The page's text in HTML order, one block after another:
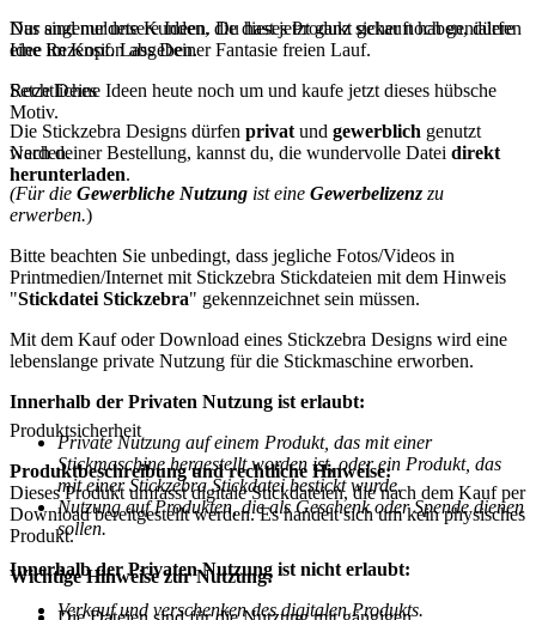
Das sind nur unsere Ideen. Du hast jetzt ganz sicher noch genialere
Idee im Kopf. Lass Deiner Fantasie freien Lauf.
Setze Deine Ideen heute noch um und kaufe jetzt dieses hübsche
Motiv.
Nach deiner Bestellung, kannst du, die wundervolle Datei direkt
herunterladen.
Nur angemeldete Kunden, die dieses Produkt gekauft haben, dürfen
eine Rezension abgeben.
Rechtliches
Die Stickzebra Designs dürfen privat und gewerblich genutzt
werden.
(Für die Gewerbliche Nutzung ist eine Gewerbelizenz zu
erwerben.)
Bitte beachten Sie unbedingt, dass jegliche Fotos/Videos in
Printmedien/Internet mit Stickzebra Stickdateien mit dem Hinweis
"Stickdatei Stickzebra" gekennzeichnet sein müssen.
Mit dem Kauf oder Download eines Stickzebra Designs wird eine
lebenslange private Nutzung für die Stickmaschine erworben.
Innerhalb der Privaten Nutzung ist erlaubt:
Private Nutzung auf einem Produkt, das mit einer
Stickmaschine hergestellt worden ist, oder ein Produkt, das
mit einer Stickzebra Stickdatei bestickt wurde.
Nutzung auf Produkten, die als Geschenk oder Spende dienen
sollen.
Innerhalb der Privaten Nutzung ist nicht erlaubt:
Verkauf und verschenken des digitalen Produkts.
Produktsicherheit
Produktbeschreibung und rechtliche Hinweise:
Dieses Produkt umfasst digitale Stickdateien, die nach dem Kauf per
Download bereitgestellt werden. Es handelt sich um kein physisches
Produkt.
Wichtige Hinweise zur Nutzung: